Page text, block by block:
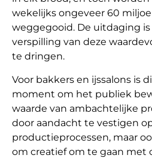
wekelijks ongeveer 60
weggegooid. De uitdaging
verspilling van deze
te dringen.
Voor bakkers en ijssalons is
moment om het publiek
waarde van ambachtelijke
door aandacht te vestigen
productieprocessen, maar
om creatief om te gaan met